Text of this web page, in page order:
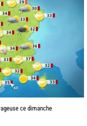
ce dimanche